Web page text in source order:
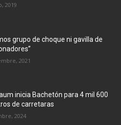
2019
grupo de choque ni gavilla de
2021
inicia Bachetón para 4 mil 600
de carretaras
2024